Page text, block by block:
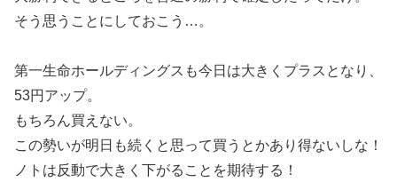
そう思うことにしておこう…。
第一生命ホールディングスも今日は大きくプラスとなり、
53円アップ。
もちろん買えない。
この勢いが明日も続くと思って買うとかあり得ないしな！
ノトは反動で大きく下がることを期待する！